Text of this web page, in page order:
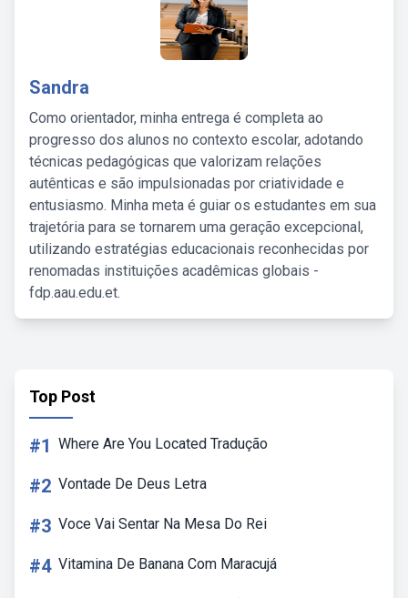
Sandra
Como orientador, minha entrega é completa ao
progresso dos alunos no contexto escolar, adotando
técnicas pedagógicas que valorizam relações
autênticas e são impulsionadas por criatividade e
entusiasmo. Minha meta é guiar os estudantes em sua
trajetória para se tornarem uma geração excepcional,
utilizando estratégias educacionais reconhecidas por
renomadas instituições acadêmicas globais -
fdp.aau.edu.et.
Top Post
#1 Where Are You Located Tradução
#2 Vontade De Deus Letra
#3 Voce Vai Sentar Na Mesa Do Rei
#4 Vitamina De Banana Com Maracujá